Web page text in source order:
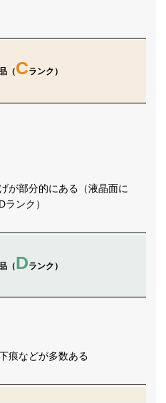
（Cランク）
が部分的にある（液晶面に
ンク）
（Dランク）
痕などが多数ある